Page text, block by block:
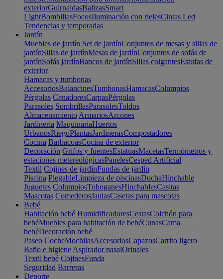
exteriorGuirnaldasBalizasSmart
LightBombillasFocosIluminación con rielesCintas Led
Tendencias y temporadas
Jardín
Muebles de jardín Set de jardínConjuntos de mesas y sillas de
jardínSillas de jardínMesas de jardínConjuntos de sofás de
jardínSofás jardínBancos de jardínSillas colgantesEstufas de
exterior
Hamacas y tumbonas
AccesoriosBalancinesTumbonasHamacasColumpios
Pérgolas CenadoresCarpasPérgolas
Parasoles SombrillasParasolesToldos
Almacenamiento ArmariosArcones
Jardinería MaquinariaHuertos
UrbanosRiegoPlantasJardinerasCompostadores
Cocina BarbacoasCocina de exterior
Decoración Grifos y fuentesEstatuasMacetasTermómetros y
estaciones metereológicasPanelesCesped Artificial
Textil Cojines de jardínFundas de jardín
Piscina PlegableLimpieza de piscinasDuchaHinchable
Juguetes ColumpiosToboganesHinchablesCasitas
Mascotas ComederosJaulasCasetas para mascotas
Bebé
Habitación bebé HumidificadoresCestasColchón para
bebéMuebles para habitación de bebéCunasCama
bebéDecoración bebé
Paseo CocheMochilasAccesoriosCapazosCarrito ligero
Baño e higiene Aspirador nasalOrinales
Textil bebé CojinesFunda
Seguridad Barreras
Deporte